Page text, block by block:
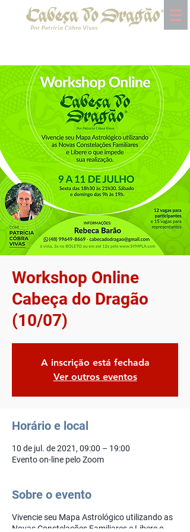
Workshop Online
Cabeça do Dragão
(10/07)
A inscrição está fechada
Ver outros eventos
Horário e local
10 de jul. de 2021, 09:00 – 19:00
Evento on-line pelo Zoom
Sobre o evento
Vivencie seu Mapa Astrológico utilizando as
Novas Constelações Familiares e Libere o